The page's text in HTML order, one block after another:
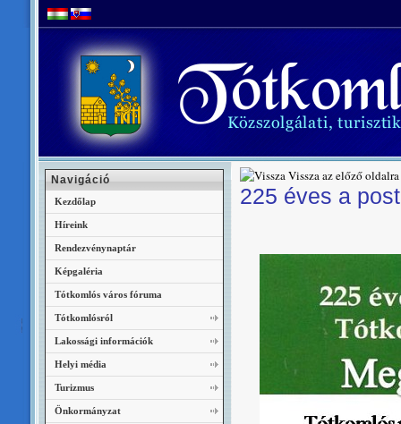
Vissza az előző oldalra
225 éves a
Navigáció
Kezdőlap
Híreink
Rendezvénynaptár
Képgaléria
Tótkomlós város fóruma
Tótkomlósról
Lakossági információk
Helyi média
Turizmus
Önkormányzat